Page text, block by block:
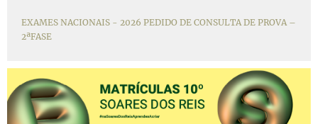
EXAMES NACIONAIS - 2026 PEDIDO DE CONSULTA DE PROVA –
2ªFASE